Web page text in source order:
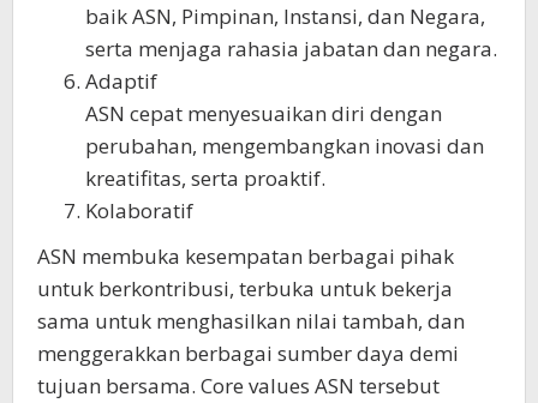
baik ASN, Pimpinan, Instansi, dan Negara,
serta menjaga rahasia jabatan dan negara.
Adaptif
ASN cepat menyesuaikan diri dengan
perubahan, mengembangkan inovasi dan
kreatifitas, serta proaktif.
Kolaboratif
ASN membuka kesempatan berbagai pihak
untuk berkontribusi, terbuka untuk bekerja
sama untuk menghasilkan nilai tambah, dan
menggerakkan berbagai sumber daya demi
tujuan bersama. Core values ASN tersebut